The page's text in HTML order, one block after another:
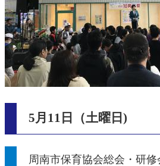
5月11日（土曜日)
周南市保育協会総会・研修